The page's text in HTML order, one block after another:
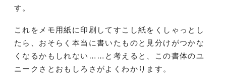
す。
これをメモ用紙に印刷してすこし紙をくしゃっとし
たら、おそらく本当に書いたものと見分けがつかな
くなるかもしれない……と考えると、この書体のユ
ニークさとおもしろさがよくわかります。